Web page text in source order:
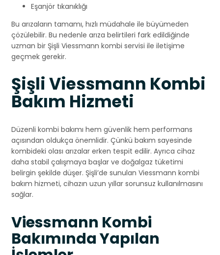
Eşanjör tıkanıklığı
Bu arızaların tamamı, hızlı müdahale ile büyümeden
çözülebilir. Bu nedenle arıza belirtileri fark edildiğinde
uzman bir Şişli Viessmann kombi servisi ile iletişime
geçmek gerekir.
Şişli Viessmann Kombi
Bakım Hizmeti
Düzenli kombi bakımı hem güvenlik hem performans
açısından oldukça önemlidir. Çünkü bakım sayesinde
kombideki olası arızalar erken tespit edilir. Ayrıca cihaz
daha stabil çalışmaya başlar ve doğalgaz tüketimi
belirgin şekilde düşer. Şişli’de sunulan Viessmann kombi
bakım hizmeti, cihazın uzun yıllar sorunsuz kullanılmasını
sağlar.
Viessmann Kombi
Bakımında Yapılan